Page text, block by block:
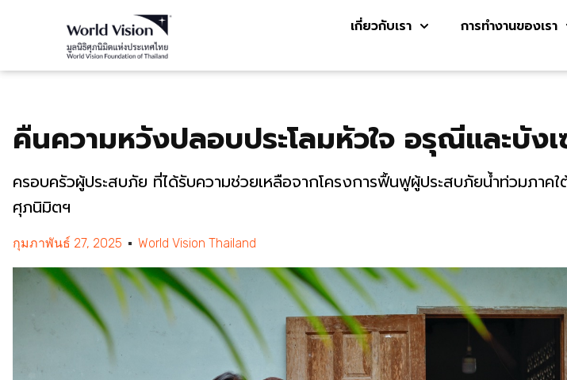
เกี่ยวกับเรา การทำงานของเรา
คืนความหวังปลอบประโลมหัวใจ อรุณีและบัง
ครอบครัวผู้ประสบภัย ที่ได้รับความช่วยเหลือจากโครงการฟื้นฟูผู้ประสบภัยน้ำท่วมภาค
ศุภนิมิตฯ
กุมภาพันธ์ 27, 2025 World Vision Thailand